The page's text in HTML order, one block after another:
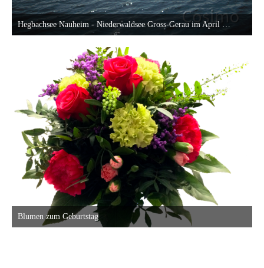
Hegbachsee Nauheim - Niederwaldsee Gross-Gerau im April 2013
19. April 2013 um 20:23
Blumen zum Geburtstag
23. Februar 2018 um 13:30